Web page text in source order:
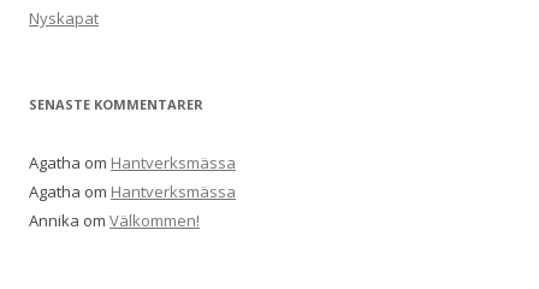
Nyskapat
SENASTE KOMMENTARER
Agatha om Hantverksmässa
Agatha om Hantverksmässa
Annika om Välkommen!